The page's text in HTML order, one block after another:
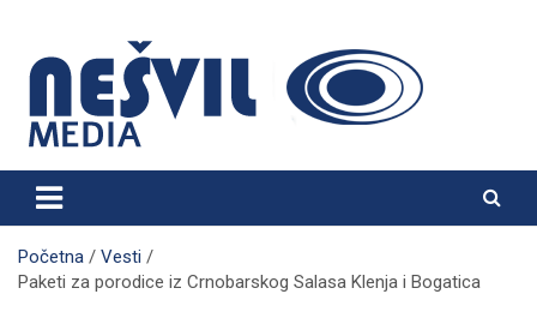
content
Nešvil Media Bogatić
Početna
Vesti
Paketi za porodice iz Crnobarskog Salasa Klenja i Bogatica